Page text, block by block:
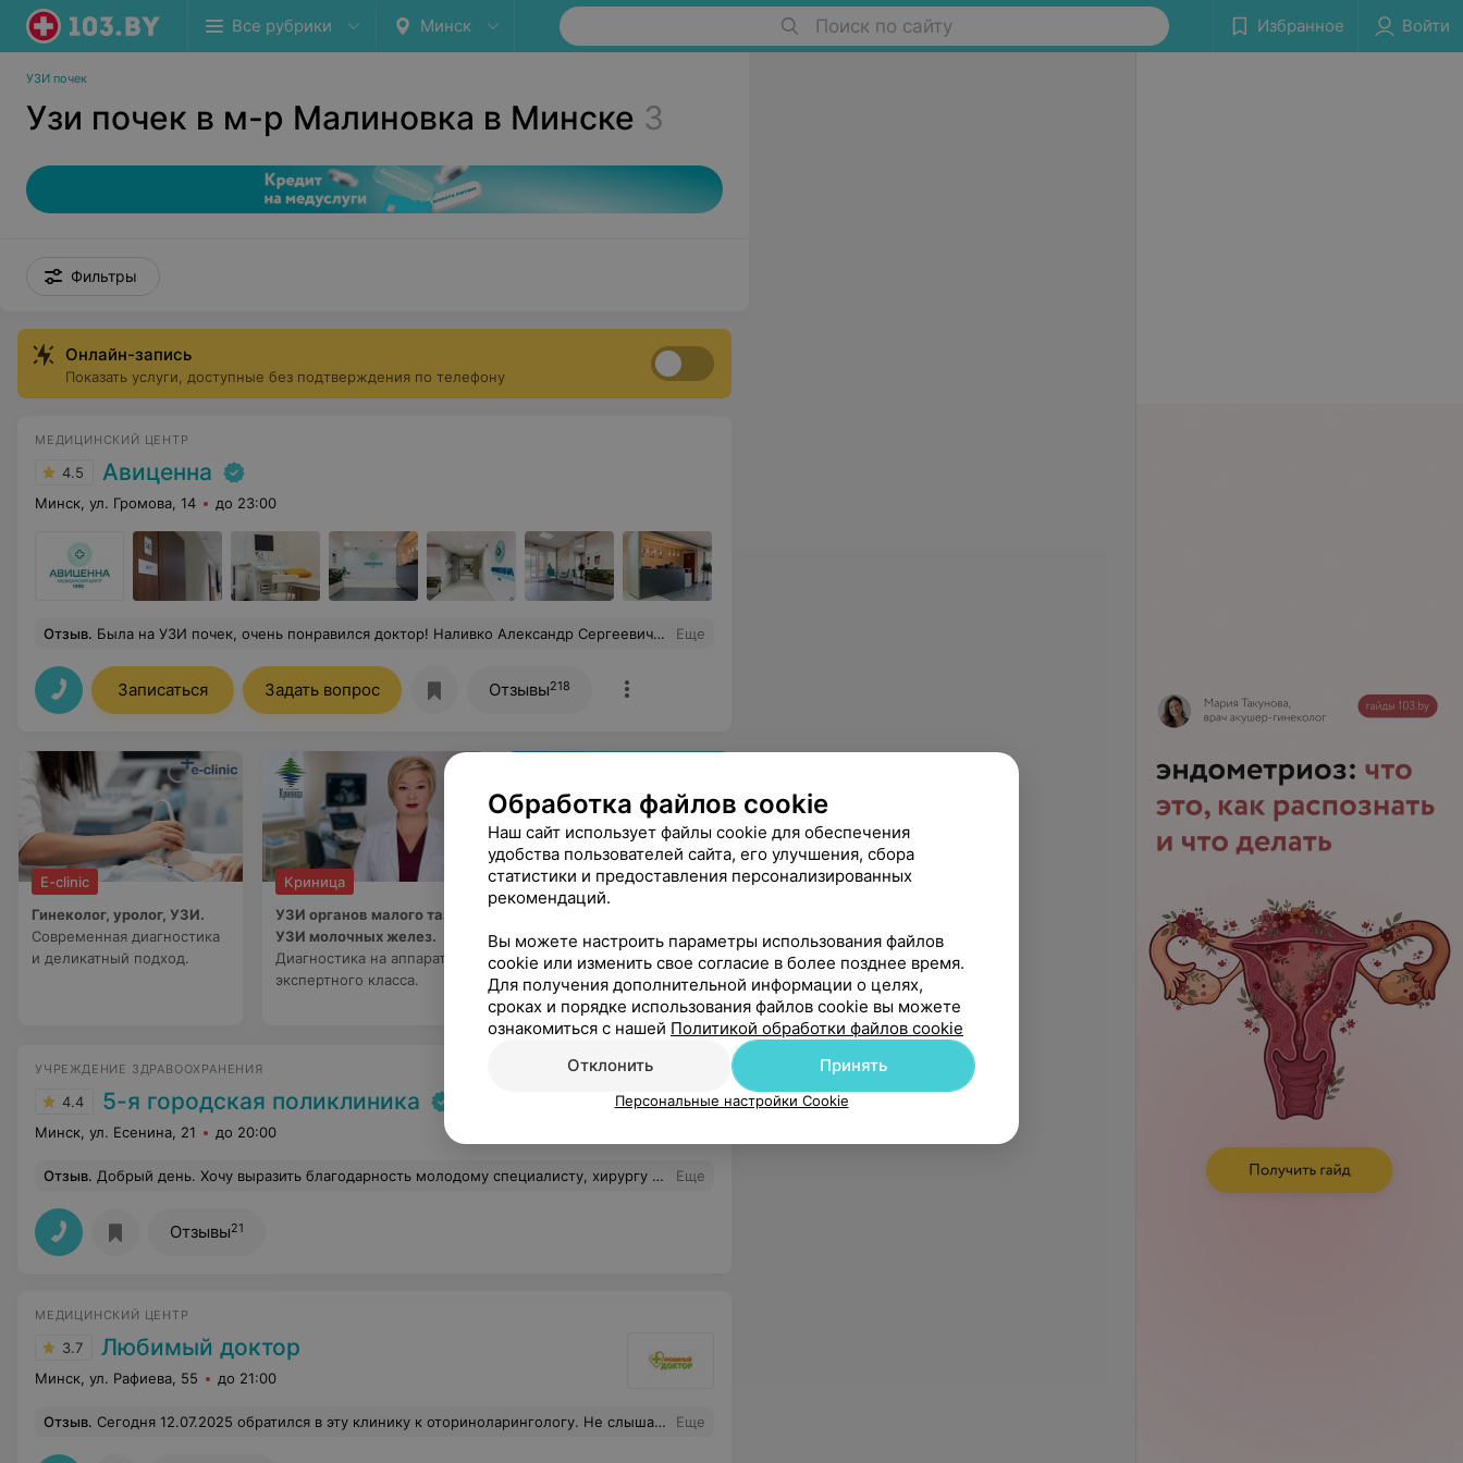
Все рубрики Минск Поиск по сайту Избранное Войти
УЗИ почек
Узи почек в м-р Малиновка в Минске 3
Фильтры
Онлайн-запись
Показать услуги, доступные без подтверждения по телефону
МЕДИЦИНСКИЙ ЦЕНТР
4.5 Авиценна
Минск, ул. Громова, 14 до 23:00
Отзыв. Была на УЗИ почек, очень понравился доктор! Наливко Александр Сергеевич. Исследование было проведено очень внимательно, врач ответил на все мои вопросы. Было впечатление, что попала к самому грамотному специалисту и отзывчивому и доброму человеку. Если понадобится в следующий раз сделать УЗИ - обязательно запишусь ещё раз к нему. Таких врачей остались единицы. Еще
Записаться Задать вопрос Отзывы218
E-clinic
Гинеколог, уролог, УЗИ.
Современная диагностика
и деликатный подход.
Криница
УЗИ органов малого таза,
УЗИ молочных желез.
Диагностика на аппарате
экспертного класса.
Приложение 103.BY
аптеках города,
бронирование и другие
полезные сервисы в вашем
смартфоне
УЧРЕЖДЕНИЕ ЗДРАВООХРАНЕНИЯ
4.4 5-я городская поликлиника
Минск, ул. Есенина, 21 до 20:00
Отзыв. Добрый день. Хочу выразить благодарность молодому специалисту, хирургу Ирине Сергеевне! За отзывчивость, человечность! Таких сейчас мало! Пусть у Вас всё получится в профессиональной сфере и личной жизни! Благодарю. Еще
Отзывы21
МЕДИЦИНСКИЙ ЦЕНТР
3.7 Любимый доктор
Минск, ул. Рафиева, 55 до 21:00
Отзыв. Сегодня 12.07.2025 обратился в эту клинику к оториноларингологу. Не слышало правое ухо. Оказалась банальная пробка. Запустил... Беруши и наушники постарались ... Большущее спасибо врачам за оказанную мне помощь и лично Ольге Николаевне, хорошему специалисту и очень симпатичной, кареглазой барыне. Спасибо и её помощнице. Пришлось девушкам потрудится. Здоровья вам крепкого и процветания. Молодцы... Еще
Обработка файлов cookie
Наш сайт использует файлы cookie для обеспечения
удобства пользователей сайта, его улучшения, сбора
статистики и предоставления персонализированных
рекомендаций.
Вы можете настроить параметры использования файлов
cookie или изменить свое согласие в более позднее время.
Для получения дополнительной информации о целях,
сроках и порядке использования файлов cookie вы можете
ознакомиться с нашей Политикой обработки файлов cookie
Отклонить
Принять
Персональные настройки Cookie